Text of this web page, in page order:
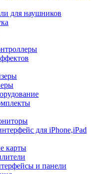
для наушников
для iPhone,iPad
карты
и панели